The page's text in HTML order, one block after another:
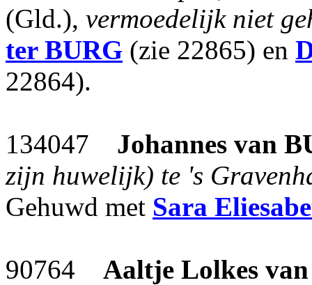
(Gld.), vermoedelijk niet
ter BURG (zie 22865) en
22864).
134047 Johannes van
zijn huwelijk) te 's
Gehuwd met Sara
90764 Aaltje Lolkes